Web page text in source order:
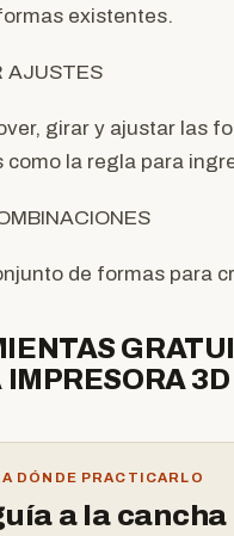
existentes.
AJUSTES
girar y ajustar las
como la regla para
de formas para
IMPRESORA 3D
DÓNDE PRACTICARLO
a la cancha